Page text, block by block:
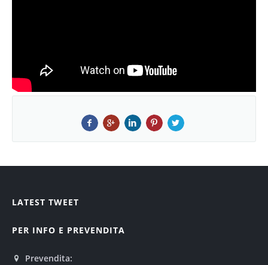
LATEST TWEET
PER INFO E PREVENDITA
Prevendita: